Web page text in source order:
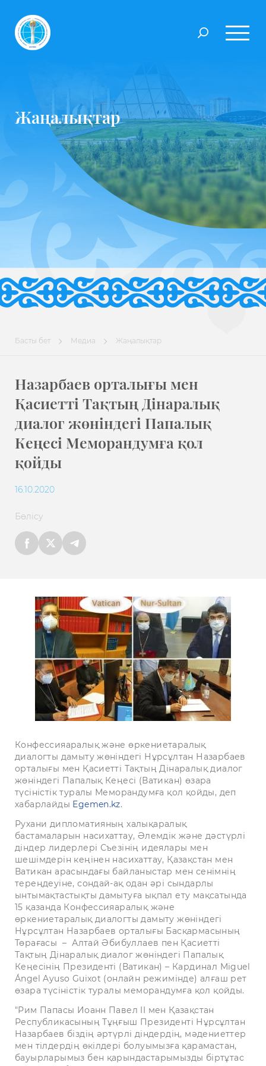
Жаңалықтар
Басты бет Медиа Жаңалықтар
Назарбаев орталығы мен
Қасиетті Тақтың Дінаралық
диалог жөніндегі Папалық
Кеңесі Меморандумға қол
қойды
16.10.2020
Бөлісу
Конфессияаралық және өркениетаралық
диалогты дамыту жөніндегі Нұрсұлтан Назарбаев
орталығы мен Қасиетті Тақтың Дінаралық диалог
жөніндегі Папалық Кеңесі (Ватикан) өзара
түсіністік туралы Меморандумға қол қойды, деп
хабарлайды Egemen.kz.
Рухани дипломатияның халықаралық
бастамаларын насихаттау, Әлемдік және дәстүрлі
діндер лидерлері Съезінің идеялары мен
шешімдерін кеңінен насихаттау, Қазақстан мен
Ватикан арасындағы байланыстар мен сенімнің
тереңдеуіне, сондай-ақ одан әрі сындарлы
ынтымақтастықты дамытуға ықпал ету мақсатында
15 қазанда Конфессияаралық және
өркениетаралық диалогты дамыту жөніндегі
Нұрсұлтан Назарбаев орталығы Басқармасының
Төрағасы – Алтай Әбибуллаев пен Қасиетті
Тақтың Дінаралық диалог жөніндегі Папалық
Кеңесінің Президенті (Ватикан) – Кардинал Miguel
Ángel Ayuso Guixot (онлайн режимінде) алғаш рет
өзара түсіністік туралы меморандумға қол қойды.
"Рим Папасы Иоанн Павел II мен Қазақстан
Республикасының Тұңғыш Президенті Нұрсұлтан
Назарбаев біздің әртүрлі діндердің, мәдениеттер
мен тілдердің өкілдері болуымызға қарамастан,
бауырларымыз бен қарындастарымызды біртұтас